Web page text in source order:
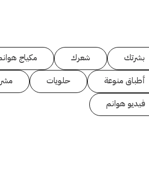
بشرتك شعرك مكياج
أطباق منوعة حلويات
فيديو هوانم